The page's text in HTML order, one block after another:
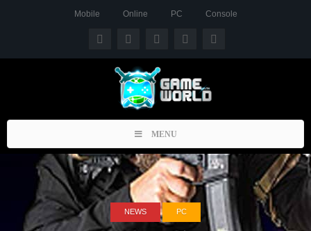
Mobile Online PC Console
Toggle
navigation
MENU
NEWS PC